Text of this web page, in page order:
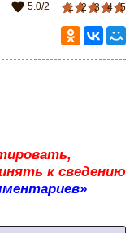
1 2 3 4 5
5.0/2
к сведению